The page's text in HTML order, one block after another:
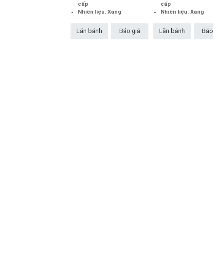
cấp
Nhiên liệu: Xăng
Lăn bánh Báo giá
cấp
Nhiên liệu: Xăng
Lăn bánh Báo